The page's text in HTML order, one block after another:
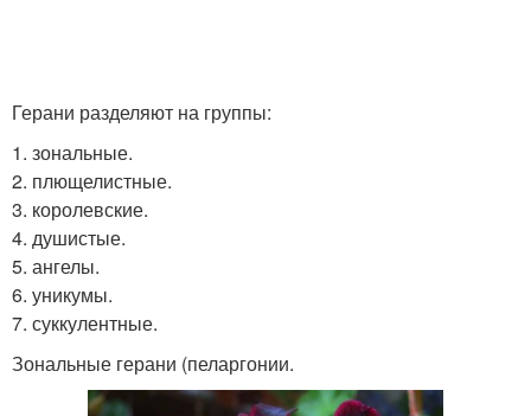
Герани разделяют на группы:
1. зональные.
2. плющелистные.
3. королевские.
4. душистые.
5. ангелы.
6. уникумы.
7. суккулентные.
Зональные герани (пеларгонии.